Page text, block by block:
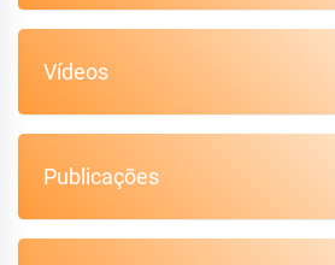
Vídeos
Publicações